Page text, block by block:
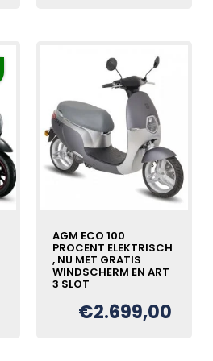
AGM ECO 100
PROCENT ELEKTRISCH
, NU MET GRATIS
WINDSCHERM EN ART
3 SLOT
€2.699,00